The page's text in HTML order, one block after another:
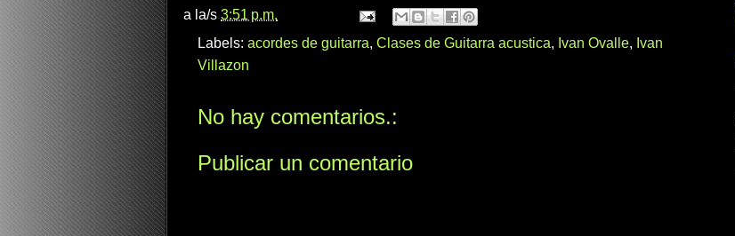
a la/s 3:51 p.m.
Labels: acordes de guitarra, Clases de Guitarra acustica, Ivan Ovalle, Ivan
Villazon
No hay comentarios.:
Publicar un comentario